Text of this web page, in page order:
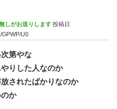
しがお送りします 投稿日
GPWP/U0
第やな
りした人なのか
されたばかりなのか
か